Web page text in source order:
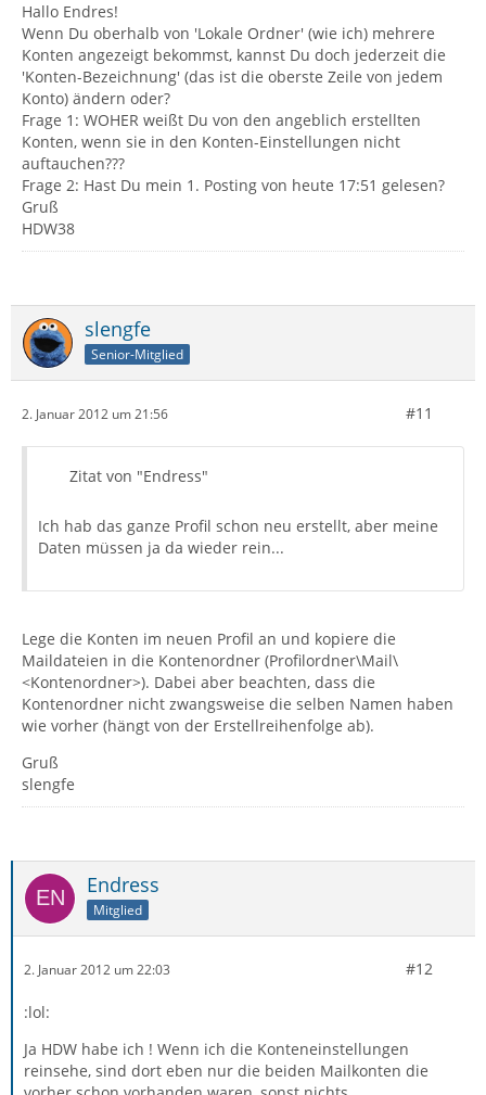
Hallo Endres!
Wenn Du oberhalb von 'Lokale Ordner' (wie ich) mehrere
Konten angezeigt bekommst, kannst Du doch jederzeit die
'Konten-Bezeichnung' (das ist die oberste Zeile von jedem
Konto) ändern oder?
Frage 1: WOHER weißt Du von den angeblich erstellten
Konten, wenn sie in den Konten-Einstellungen nicht
auftauchen???
Frage 2: Hast Du mein 1. Posting von heute 17:51 gelesen?
Gruß
HDW38
slengfe
Senior-Mitglied
2. Januar 2012 um 21:56 #11
Zitat von "Endress"
Ich hab das ganze Profil schon neu erstellt, aber meine
Daten müssen ja da wieder rein...
Lege die Konten im neuen Profil an und kopiere die
Maildateien in die Kontenordner (Profilordner\Mail\
<Kontenordner>). Dabei aber beachten, dass die
Kontenordner nicht zwangsweise die selben Namen haben
wie vorher (hängt von der Erstellreihenfolge ab).
Gruß
slengfe
Endress
Mitglied
2. Januar 2012 um 22:03 #12
:lol:
Ja HDW habe ich ! Wenn ich die Konteneinstellungen
reinsehe, sind dort eben nur die beiden Mailkonten die